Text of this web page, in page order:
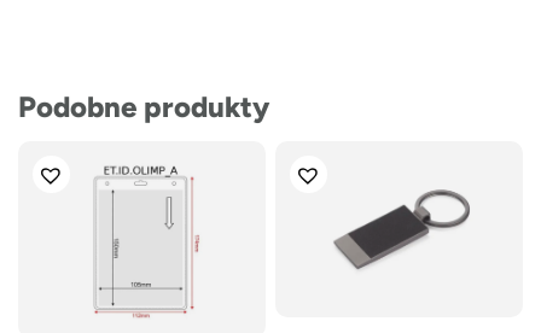
Podobne produkty